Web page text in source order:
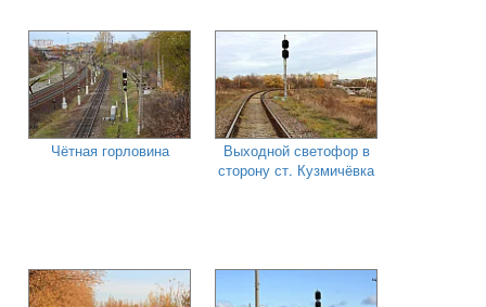
Чётная горловина
Выходной светофор в
сторону ст. Кузмичёвка